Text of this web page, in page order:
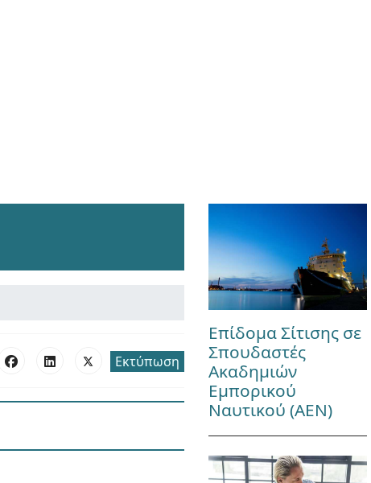
Εκτύπωση
Επίδομα Σίτισης σε
Σπουδαστές
Ακαδημιών
Εμπορικού
Ναυτικού (ΑΕΝ)